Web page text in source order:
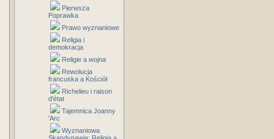
Pierwsza
Poprawka
Prawo wyznaniowe
Religia i
demokracja
Religie a wojna
Rewolucja
francuska a Kościół
Richelieu i raison
d'état
Tajemnica Joanny
'Arc
Wyznaniowa